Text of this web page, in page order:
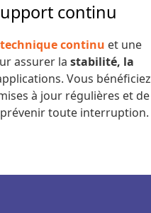
continu
continu et une
assurer la stabilité, la
Vous bénéficiez
à jour régulières et de
toute interruption.